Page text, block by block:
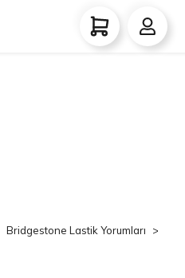
Bridgestone Lastik Yorumları